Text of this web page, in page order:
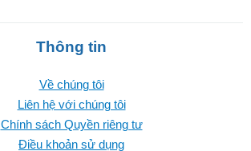
Thông tin
Về chúng tôi
Liên hệ với chúng tôi
Chính sách Quyền riêng tư
Điều khoản sử dụng